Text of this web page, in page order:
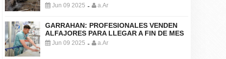
Jun 09 2025 - a.Ar
GARRAHAN: PROFESIONALES VENDEN
ALFAJORES PARA LLEGAR A FIN DE MES
Jun 09 2025 - a.Ar